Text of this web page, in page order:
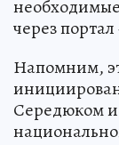
через портал
Напомним,
Середюком и